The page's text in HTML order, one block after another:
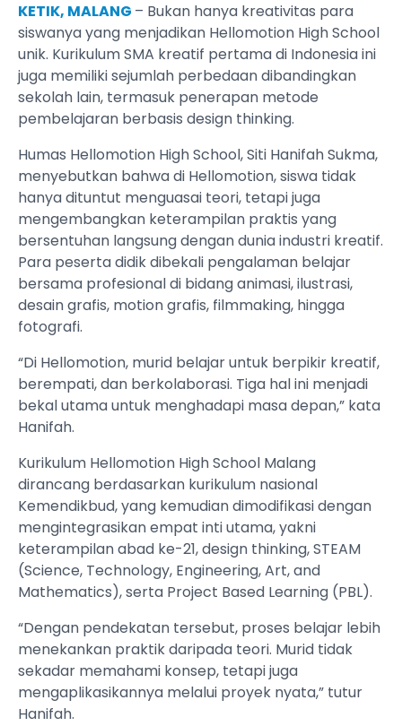
KETIK, MALANG – Bukan hanya kreativitas para
siswanya yang menjadikan Hellomotion High School
unik. Kurikulum SMA kreatif pertama di Indonesia ini
juga memiliki sejumlah perbedaan dibandingkan
sekolah lain, termasuk penerapan metode
pembelajaran berbasis design thinking.
Humas Hellomotion High School, Siti Hanifah Sukma,
menyebutkan bahwa di Hellomotion, siswa tidak
hanya dituntut menguasai teori, tetapi juga
mengembangkan keterampilan praktis yang
bersentuhan langsung dengan dunia industri kreatif.
Para peserta didik dibekali pengalaman belajar
bersama profesional di bidang animasi, ilustrasi,
desain grafis, motion grafis, filmmaking, hingga
fotografi.
“Di Hellomotion, murid belajar untuk berpikir kreatif,
berempati, dan berkolaborasi. Tiga hal ini menjadi
bekal utama untuk menghadapi masa depan,” kata
Hanifah.
Kurikulum Hellomotion High School Malang
dirancang berdasarkan kurikulum nasional
Kemendikbud, yang kemudian dimodifikasi dengan
mengintegrasikan empat inti utama, yakni
keterampilan abad ke-21, design thinking, STEAM
(Science, Technology, Engineering, Art, and
Mathematics), serta Project Based Learning (PBL).
“Dengan pendekatan tersebut, proses belajar lebih
menekankan praktik daripada teori. Murid tidak
sekadar memahami konsep, tetapi juga
mengaplikasikannya melalui proyek nyata,” tutur
Hanifah.